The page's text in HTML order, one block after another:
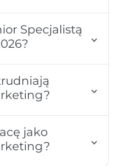
Specjalistą
jako